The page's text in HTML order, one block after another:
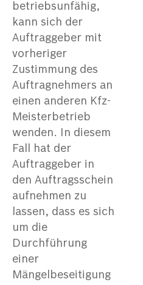
betriebsunfähig,
kann sich der
Auftraggeber mit
vorheriger
Zustimmung des
Auftragnehmers an
einen anderen Kfz-
Meisterbetrieb
wenden. In diesem
Fall hat der
Auftraggeber in
den Auftragsschein
aufnehmen zu
lassen, dass es sich
um die
Durchführung
einer
Mängelbeseitigung